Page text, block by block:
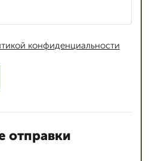
конфиденциальности
отправки